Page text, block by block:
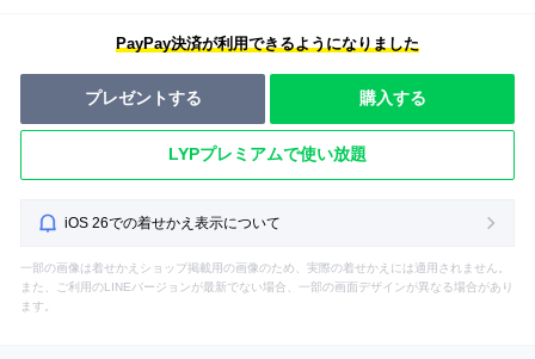
PayPay決済が利用できるようになりました
プレゼントする 購入する
LYPプレミアムで使い放題
iOS 26での着せかえ表示について
一部の画像は着せかえショップ掲載用の画像のため、実際の着せかえには適用されません。
また、ご利用のLINEバージョンが最新でない場合、一部の画面デザインが異なる場合があり
ます。